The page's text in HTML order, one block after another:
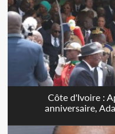
Côte d'Ivoire :
anniversaire,